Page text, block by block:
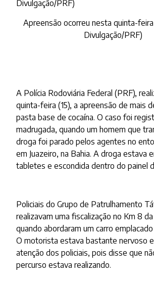
Apreensão ocorreu nesta quinta-feira
Divulgação/PRF)
A Polícia Rodoviária Federal (PRF),
quinta-feira (15), a apreensão de mais
pasta base de cocaína. O caso foi
madrugada, quando um homem que
droga foi parado pelos agentes no
em Juazeiro, na Bahia. A droga estava
tabletes e escondida dentro do painel
Policiais do Grupo de Patrulhamento
realizavam uma fiscalização no Km 8
quando abordaram um carro
O motorista estava bastante nervoso
atenção dos policiais, pois disse que
percurso estava realizando.